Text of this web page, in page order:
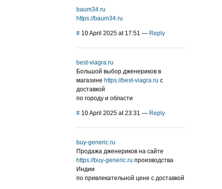
baum34.ru
https://baum34.ru
# 10 April 2025 at 17:51 — Reply
best-viagra.ru
Большой выбор дженериков в
магазине https://best-viagra.ru с
доставкой
по городу и области
# 10 April 2025 at 23:31 — Reply
buy-generic.ru
Продажа дженериков на сайте
https://buy-generic.ru производства
Индии
по привлекательной цене с доставкой